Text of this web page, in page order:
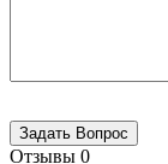
Отзывы 0